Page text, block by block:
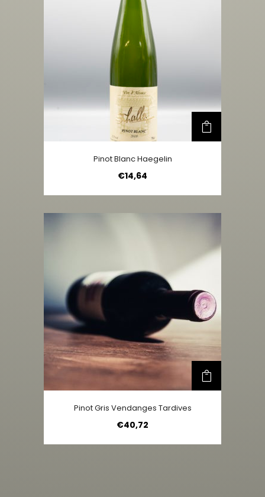
Pinot Blanc Haegelin
€14,64
Pinot Gris Vendanges Tardives
€40,72